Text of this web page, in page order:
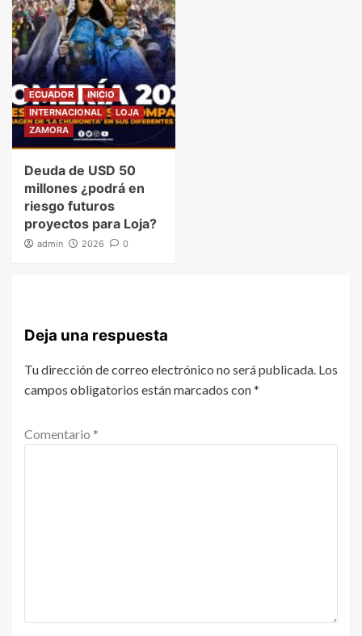
ECUADOR
INICIO
INTERNACIONAL
LOJA
ZAMORA
Deuda de USD 50
millones ¿podrá en
riesgo futuros
proyectos para Loja?
admin 2026 0
Deja una respuesta
Tu dirección de correo electrónico no será publicada. Los
campos obligatorios están marcados con*
Comentario *